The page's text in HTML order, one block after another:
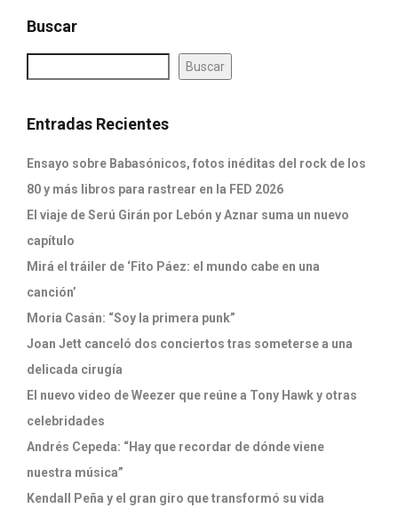
Buscar
Buscar
Entradas Recientes
Ensayo sobre Babasónicos, fotos inéditas del rock de los
80 y más libros para rastrear en la FED 2026
El viaje de Serú Girán por Lebón y Aznar suma un nuevo
capítulo
Mirá el tráiler de ‘Fito Páez: el mundo cabe en una
canción’
Moria Casán: “Soy la primera punk”
Joan Jett canceló dos conciertos tras someterse a una
delicada cirugía
El nuevo video de Weezer que reúne a Tony Hawk y otras
celebridades
Andrés Cepeda: “Hay que recordar de dónde viene
nuestra música”
Kendall Peña y el gran giro que transformó su vida